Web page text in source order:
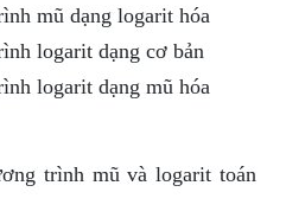
mũ dạng logarit hóa
logarit dạng cơ bản
logarit dạng mũ hóa
trình mũ và logarit toán